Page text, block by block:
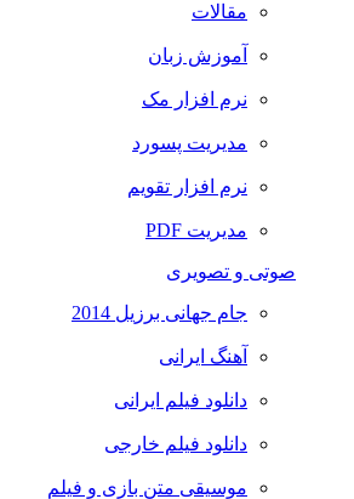
مقالات
آموزش زبان
نرم افزار مک
مدیریت پسورد
نرم افزار تقویم
مدیریت PDF
صوتی و تصویری
جام جهانی برزیل 2014
آهنگ ایرانی
دانلود فیلم ایرانی
دانلود فیلم خارجی
موسیقی متن بازی و فیلم